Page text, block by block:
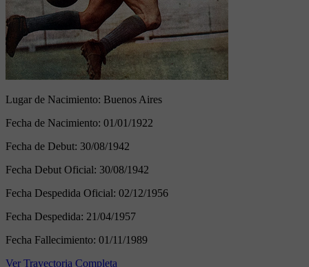
Lugar de Nacimiento: Buenos Aires
Fecha de Nacimiento: 01/01/1922
Fecha de Debut: 30/08/1942
Fecha Debut Oficial: 30/08/1942
Fecha Despedida Oficial: 02/12/1956
Fecha Despedida: 21/04/1957
Fecha Fallecimiento: 01/11/1989
Ver Trayectoria Completa